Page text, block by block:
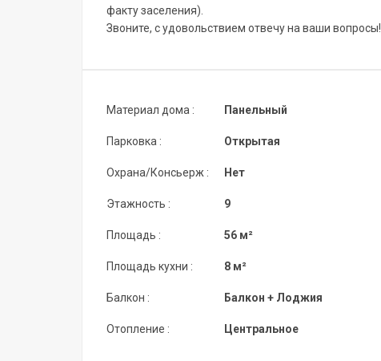
факту заселения).
Звоните, с удовольствием отвечу на ваши вопросы!
Материал дома :
Парковка :
Охрана/Консьерж :
Этажность :
Площадь :
Площадь кухни :
Балкон :
Отопление :
Панельный
Открытая
Нет
9
56 м²
8 м²
Балкон + Лоджия
Центральное